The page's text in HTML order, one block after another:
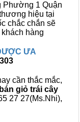
Phường 1 Quận
hiệu tại
chắc chắn sẽ
hàng
ƯA
cần thắc mắc,
giỏ trái cây
27 27(Ms.Nhi),